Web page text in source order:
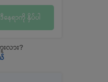
ေရာကို နှိပ်ပါ
လား?